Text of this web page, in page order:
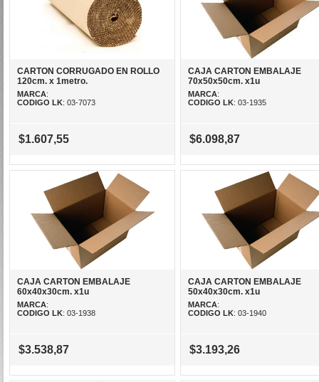
CARTON CORRUGADO EN ROLLO
120cm. x 1metro.
MARCA:
CODIGO LK: 03-7073
$1.607,55
CAJA CARTON EMBALAJE
70x50x50cm. x1u
MARCA:
CODIGO LK: 03-1935
$6.098,87
CAJA CARTON EMBALAJE
60x40x30cm. x1u
MARCA:
CODIGO LK: 03-1938
$3.538,87
CAJA CARTON EMBALAJE
50x40x30cm. x1u
MARCA:
CODIGO LK: 03-1940
$3.193,26